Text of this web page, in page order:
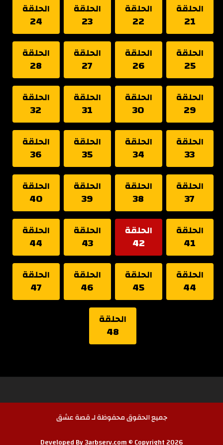
الحلقة
21
الحلقة
22
الحلقة
23
الحلقة
24
الحلقة
25
الحلقة
26
الحلقة
27
الحلقة
28
الحلقة
29
الحلقة
30
الحلقة
31
الحلقة
32
الحلقة
33
الحلقة
34
الحلقة
35
الحلقة
36
الحلقة
37
الحلقة
38
الحلقة
39
الحلقة
40
الحلقة
41
الحلقة
42
الحلقة
43
الحلقة
44
الحلقة
44
الحلقة
45
الحلقة
46
الحلقة
47
الحلقة
48
جميع الحقوق محفوظة لـ قصة عشق